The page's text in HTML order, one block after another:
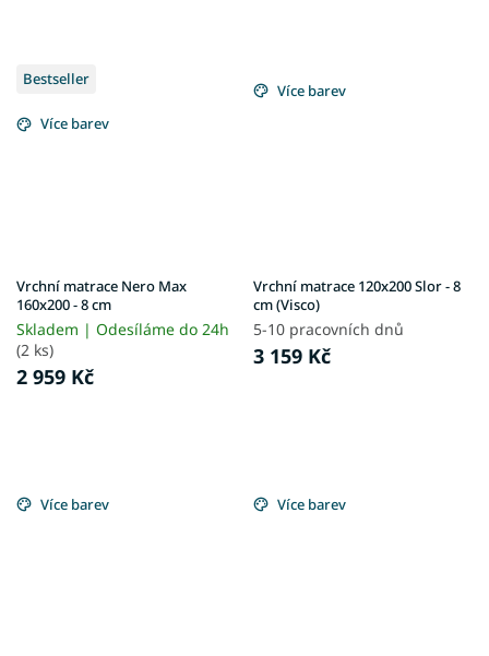
Bestseller
Více barev
Vrchní matrace Nero Max
160x200 - 8 cm
Skladem | Odesíláme do 24h
(2 ks)
2 959 Kč
Více barev
Vrchní matrace 120x200 Slor - 8
cm (Visco)
5-10 pracovních dnů
3 159 Kč
Více barev Více barev